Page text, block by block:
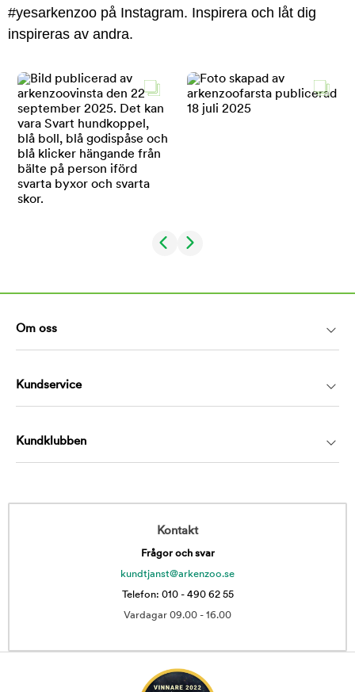
#yesarkenzoo på Instagram. Inspirera och låt dig
inspireras av andra.
Om oss
Kundservice
Kundklubben
Kontakt
Frågor och svar
kundtjanst@arkenzoo.se
Telefon: 010 - 490 62 55
Vardagar 09.00 - 16.00